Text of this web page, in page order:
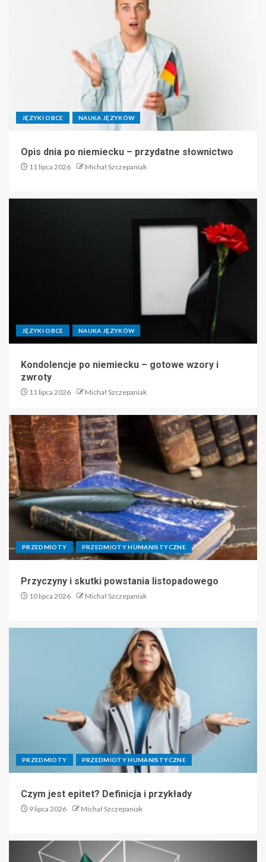
JĘZYKI OBCE NAUKA JĘZYKÓW
Opis dnia po niemiecku – przydatne słownictwo
11 lipca 2026 Michał Szczepaniak
JĘZYKI OBCE NAUKA JĘZYKÓW
Kondolencje po niemiecku – gotowe wzory i
zwroty
11 lipca 2026 Michał Szczepaniak
PRZEDMIOTY PRZEDMIOTY HUMANISTYCZNE
Przyczyny i skutki powstania listopadowego
10 lipca 2026 Michał Szczepaniak
PRZEDMIOTY PRZEDMIOTY HUMANISTYCZNE
Czym jest epitet? Definicja i przykłady
9 lipca 2026 Michał Szczepaniak